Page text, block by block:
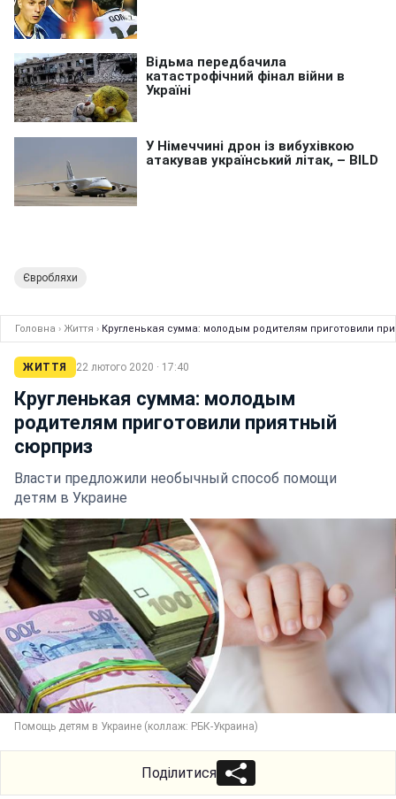
Євробляхи
Головна › Життя › Кругленькая сумма: молодым родителям приготовили
ЖИТТЯ 22 лютого 2020 · 17:40
Кругленькая сумма: молодым
родителям приготовили приятный
сюрприз
Власти предложили необычный способ помощи
детям в Украине
Помощь детям в Украине (коллаж: РБК-Украина)
Поділитися